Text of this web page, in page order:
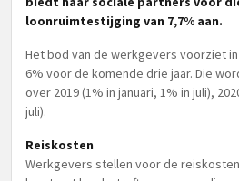
loonruimtestijging van 7,7% aan.
Het bod van de werkgevers voorziet
6% voor de komende drie jaar. Die
over 2019 (1% in januari, 1% in juli),
juli).
Reiskosten
Werkgevers stellen voor de